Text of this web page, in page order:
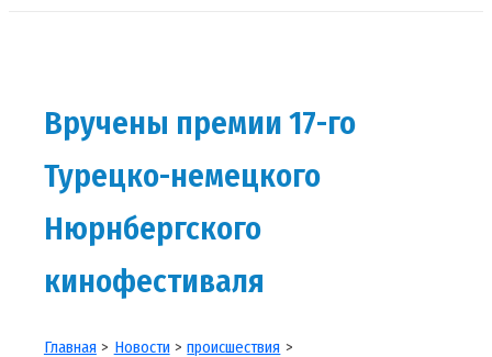
Вручены премии 17-го
Турецко-немецкого
Нюрнбергского
кинофестиваля
Главная Новости
происшествия